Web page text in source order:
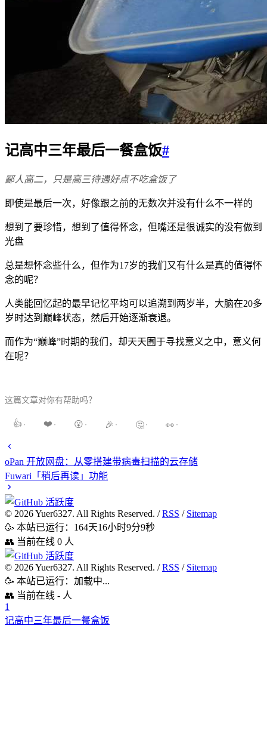
记高中三年最后一餐盒饭#
鄙人高二，只是高三待遇好点不吃盒饭了
即使是最后一次，好像跟之前的无数次并没有什么不一样的
想到了要珍惜，想到了值得怀念，但嘴还是很诚实的没有做到
光盘
总是想怀念些什么，但作为17岁的我们又有什么是真的值得怀
念的呢？
人类能回忆起的最早记忆平均可以追溯到两岁半，大脑在20多
岁时达到巅峰状态，然后开始逐渐衰退。
而作为“巅峰”时期的我们，却天天囿于寻找意义之中，意义何
在呢？
这篇文章对你有帮助吗？
👍 · ❤️ · 😮 · 🎉 · 🤔 · 👀 ·
oPan 开放网盘：从零搭建带病毒扫描的云存储
Fuwari「稍后再读」功能
© 2026Yuer6327. All Rights Reserved. /RSS / Sitemap
🥳 本站已运行： 164天16小时9分10秒
👥 当前在线 0 人
© 2026Yuer6327. All Rights Reserved. /RSS / Sitemap
🥳 本站已运行： 加载中...
👥 当前在线 - 人
1
记高中三年最后一餐盒饭